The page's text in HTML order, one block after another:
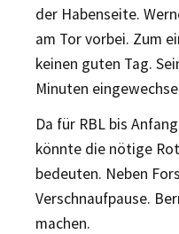
der Habenseite.
am Tor vorbei. Zum
keinen guten Tag.
Minuten
Da für RBL bis
könnte die nötige
bedeuten. Neben
Verschnaufpause.
machen.